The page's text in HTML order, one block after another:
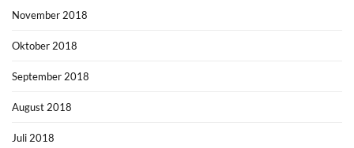
November 2018
Oktober 2018
September 2018
August 2018
Juli 2018